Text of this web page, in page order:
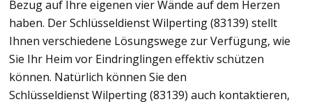
Bezug auf Ihre eigenen vier Wände auf dem Herzen
haben. Der Schlüsseldienst Wilperting (83139) stellt
Ihnen verschiedene Lösungswege zur Verfügung, wie
Sie Ihr Heim vor Eindringlingen effektiv schützen
können. Natürlich können Sie den
Schlüsseldienst Wilperting (83139) auch kontaktieren,